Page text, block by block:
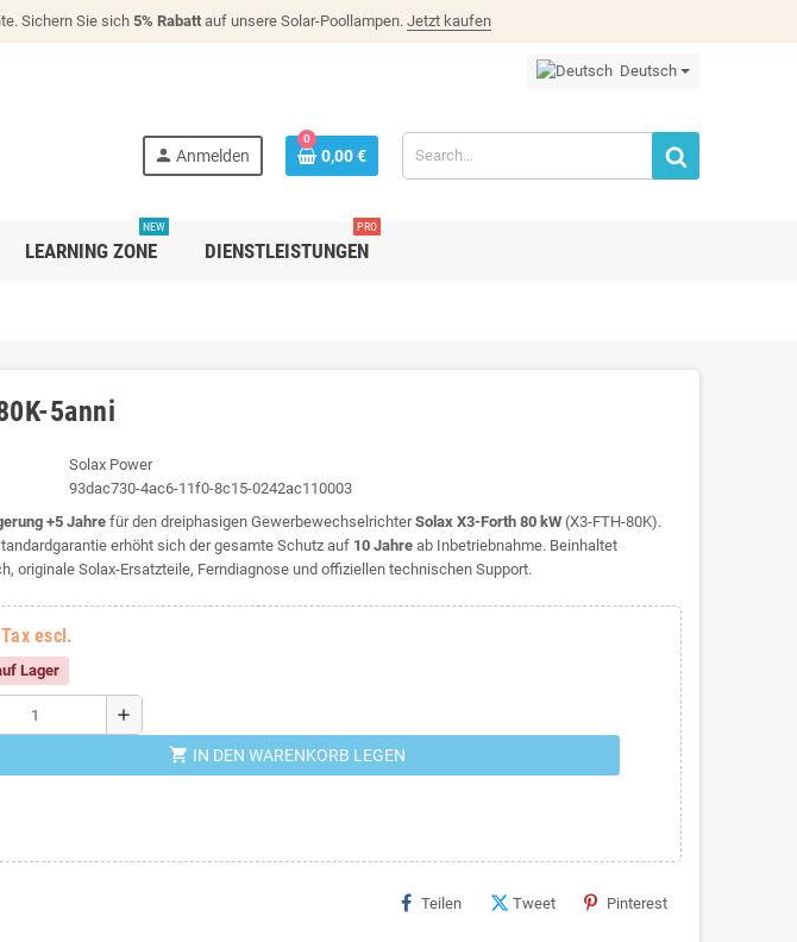
Sichern Sie sich 5% Rabatt auf unsere Solar-Poollampen. Jetzt kaufen
Deutsch
person Anmelden
0
0,00 €
LEARNING ZONE
NEW
DIENSTLEISTUNGEN
PRO
5anni
Solax Power
93dac730-4ac6-11f0-8c15-0242ac110003
+5 Jahrefür den dreiphasigen GewerbewechselrichterSolax X3-Forth 80 kW(X3-FTH-80K).
erhöht sich der gesamte Schutz auf 10 Jahreab Inbetriebnahme. Beinhaltet
originale Solax-Ersatzteile, Ferndiagnose und offiziellen technischen Support.
Tax escl.
Lager
add
shopping_cart IN DEN WARENKORB LEGEN
Teilen Tweet Pinterest